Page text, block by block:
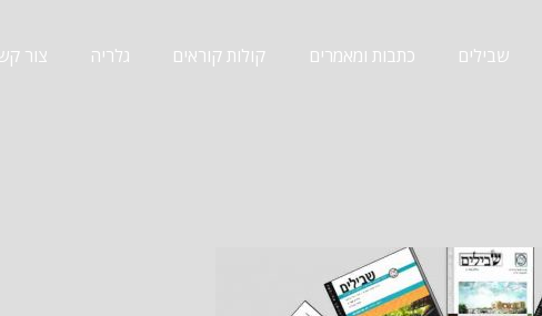
שבילים כתבות ומאמרים קולות קוראים גלריה צור